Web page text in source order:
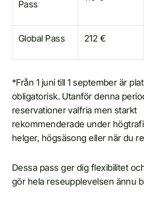
Pass
Global Pass 212 €
*Från 1 juni till 1 september är
obligatorisk. Utanför denna
reservationer valfria men starkt
rekommenderade under
helger, högsäsong eller när du
Dessa pass ger dig flexibilitet
gör hela reseupplevelsen ännu